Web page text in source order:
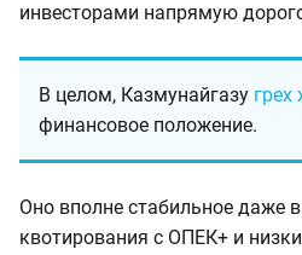
инвесторами напрямую
В целом, Казмунайгазу грех
финансовое положение.
Оно вполне стабильное даже
квотирования с ОПЕК+ и